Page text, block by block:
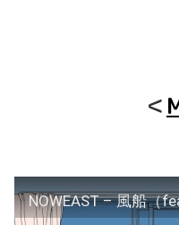
＜
NOWEAST – 風船（